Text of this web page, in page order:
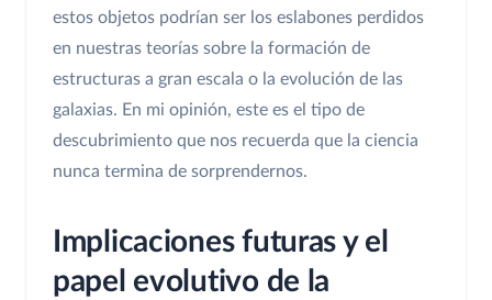
estos objetos podrían ser los eslabones perdidos
en nuestras teorías sobre la formación de
estructuras a gran escala o la evolución de las
galaxias. En mi opinión, este es el tipo de
descubrimiento que nos recuerda que la ciencia
nunca termina de sorprendernos.
Implicaciones futuras y el
papel evolutivo de la